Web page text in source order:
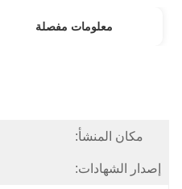
معلومات مفصلة
مكان المنشأ:
إصدار الشهادات: